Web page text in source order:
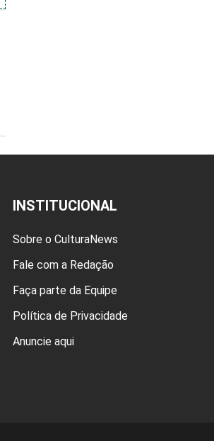
INSTITUCIONAL
Sobre o CulturaNews
Fale com a Redação
Faça parte da Equipe
Política de Privacidade
Anuncie aqui